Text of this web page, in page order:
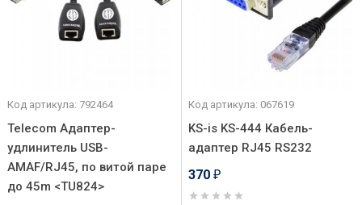
Код артикула: 792464
Telecom Адаптер-
удлинитель USB-
AMAF/RJ45, по витой паре
до 45m <TU824>
Код артикула: 067619
KS-is KS-444 Кабель-
адаптер RJ45 RS232
370 ₽